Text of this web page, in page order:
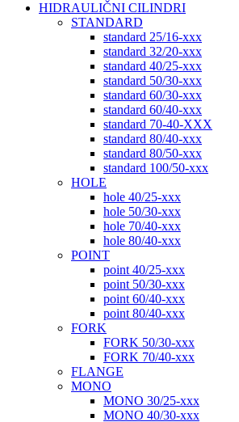
HIDRAULIČNI CILINDRI
STANDARD
standard 25/16-xxx
standard 32/20-xxx
standard 40/25-xxx
standard 50/30-xxx
standard 60/30-xxx
standard 60/40-xxx
standard 70-40-XXX
standard 80/40-xxx
standard 80/50-xxx
standard 100/50-xxx
HOLE
hole 40/25-xxx
hole 50/30-xxx
hole 70/40-xxx
hole 80/40-xxx
POINT
point 40/25-xxx
point 50/30-xxx
point 60/40-xxx
point 80/40-xxx
FORK
FORK 50/30-xxx
FORK 70/40-xxx
FLANGE
MONO
MONO 30/25-xxx
MONO 40/30-xxx